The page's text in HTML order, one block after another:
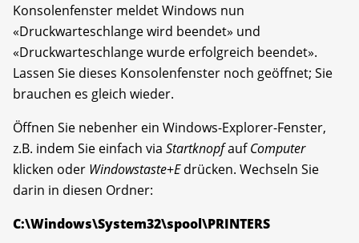
Konsolenfenster meldet Windows nun
«Druckwarteschlange wird beendet» und
«Druckwarteschlange wurde erfolgreich beendet».
Lassen Sie dieses Konsolenfenster noch geöffnet; Sie
brauchen es gleich wieder.
Öffnen Sie nebenher ein Windows-Explorer-Fenster,
z.B. indem Sie einfach via StartknopfaufComputer
klicken oder Windowstaste+Edrücken. Wechseln Sie
darin in diesen Ordner:
C:\Windows\System32\spool\PRINTERS